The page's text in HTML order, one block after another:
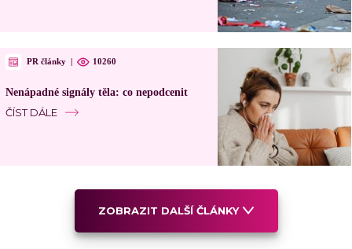
PR články | 10260
Nenápadné signály těla: co nepodcenit
ČÍST DÁLE
ZOBRAZIT DALŠÍ ČLÁNKY